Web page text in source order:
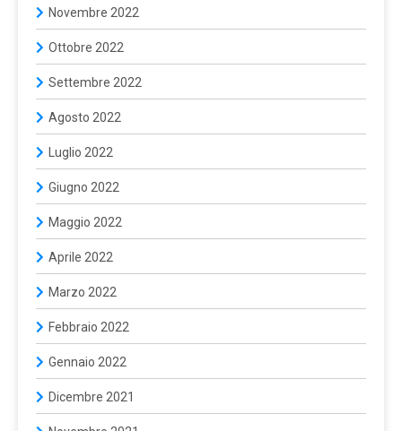
Novembre 2022
Ottobre 2022
Settembre 2022
Agosto 2022
Luglio 2022
Giugno 2022
Maggio 2022
Aprile 2022
Marzo 2022
Febbraio 2022
Gennaio 2022
Dicembre 2021